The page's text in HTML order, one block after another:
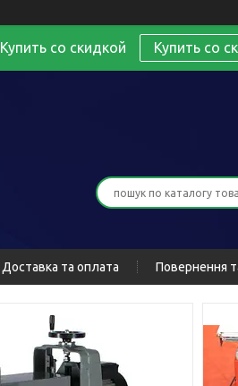
Купить со скидкой Купить со
Доставка та оплата Повернення